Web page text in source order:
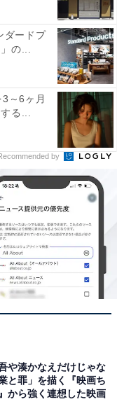
は大人500円！
み比べが体験で
ダードプ
の...
～6ヶ月
る...
by
や湊かなえだけじゃな
と罪」を描く『映画ち
から強く連想した映画